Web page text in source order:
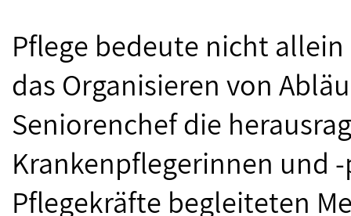
Pflege bedeute nicht
das Organisieren von
Seniorenchef die
Krankenpflegerinnen und
Pflegekräfte begleiteten